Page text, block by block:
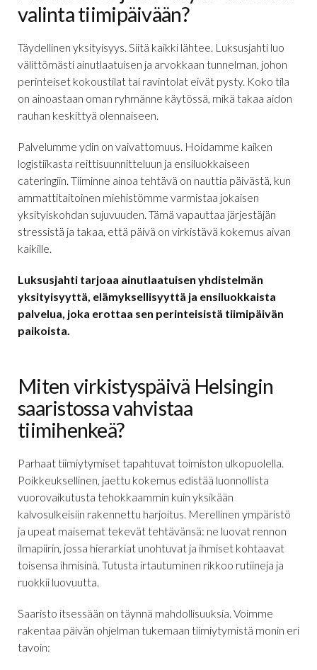
valinta tiimipäivään?
Täydellinen yksityisyys. Siitä kaikki lähtee. Luksusjahti luo
välittömästi ainutlaatuisen ja arvokkaan tunnelman, johon
perinteiset kokoustilat tai ravintolat eivät pysty. Koko tila
on ainoastaan oman ryhmänne käytössä, mikä takaa aidon
rauhan keskittyä olennaiseen.
Palvelumme ydin on vaivattomuus. Hoidamme kaiken
logistiikasta reittisuunnitteluun ja ensiluokkaiseen
cateringiin. Tiiminne ainoa tehtävä on nauttia päivästä, kun
ammattitaitoinen miehistömme varmistaa jokaisen
yksityiskohdan sujuvuuden. Tämä vapauttaa järjestäjän
stressistä ja takaa, että päivä on virkistävä kokemus aivan
kaikille.
Luksusjahti tarjoaa ainutlaatuisen yhdistelmän
yksityisyyttä, elämyksellisyyttä ja ensiluokkaista
palvelua, joka erottaa sen perinteisistä tiimipäivän
paikoista.
Miten virkistyspäivä Helsingin
saaristossa vahvistaa
tiimihenkeä?
Parhaat tiimiytymiset tapahtuvat toimiston ulkopuolella.
Poikkeuksellinen, jaettu kokemus edistää luonnollista
vuorovaikutusta tehokkaammin kuin yksikään
kalvosulkeisiin rakennettu harjoitus. Merellinen ympäristö
ja upeat maisemat tekevät tehtävänsä: ne luovat rennon
ilmapiirin, jossa hierarkiat unohtuvat ja ihmiset kohtaavat
toisensa ihmisinä. Tutusta irtautuminen rikkoo rutiineja ja
ruokkii luovuutta.
Saaristo itsessään on täynnä mahdollisuuksia. Voimme
rakentaa päivän ohjelman tukemaan tiimiytymistä monin eri
tavoin: